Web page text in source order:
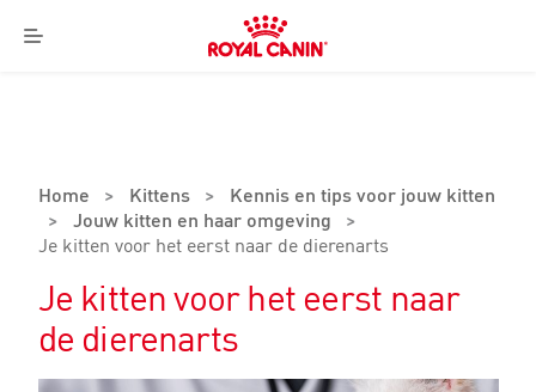
Menu
Royal
Canin
Home > Kittens >
Kennis en tips voor jouw kitten
> Jouw kitten en haar omgeving
>
Je kitten voor het eerst naar de dierenarts
Je kitten voor het eerst naar
de dierenarts